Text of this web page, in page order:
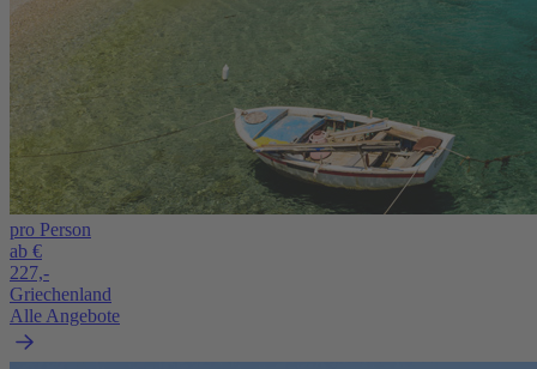
pro Person
ab €
227,-
Griechenland
Alle Angebote